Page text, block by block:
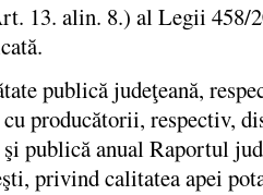
13. alin. 8.) al Legii 458/
publică judeţeană,
producătorii, respectiv,
publică anual Raportul
privind calitatea apei